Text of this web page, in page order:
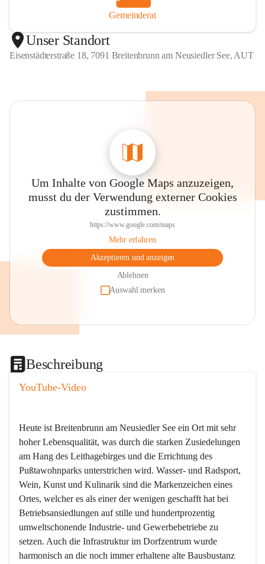
Gemeinderat
Unser Standort
Eisenstädterstraße 18, 7091 Breitenbrunn am Neusiedler See, AUT
Um Inhalte von Google Maps anzuzeigen,
musst du der Verwendung externer Cookies
zustimmen.
https://www.google.com/maps
Mehr erfahren
Akzeptieren und anzeigen
Ablehnen
Auswahl merken
Beschreibung
YouTube-Video
Heute ist Breitenbrunn am Neusiedler See ein Ort mit sehr
hoher Lebensqualität, was durch die starken Zusiedelungen
am Hang des Leithagebirges und die Errichtung des
Pußtawohnparks unterstrichen wird. Wasser- und Radsport,
Wein, Kunst und Kulinarik sind die Markenzeichen eines
Ortes, welcher es als einer der wenigen geschafft hat bei
Betriebsansiedlungen auf stille und hundertprozentig
umweltschonende Industrie- und Gewerbebetriebe zu
setzen. Auch die Infrastruktur im Dorfzentrum wurde
harmonisch an die noch immer erhaltene alte Bausbustanz